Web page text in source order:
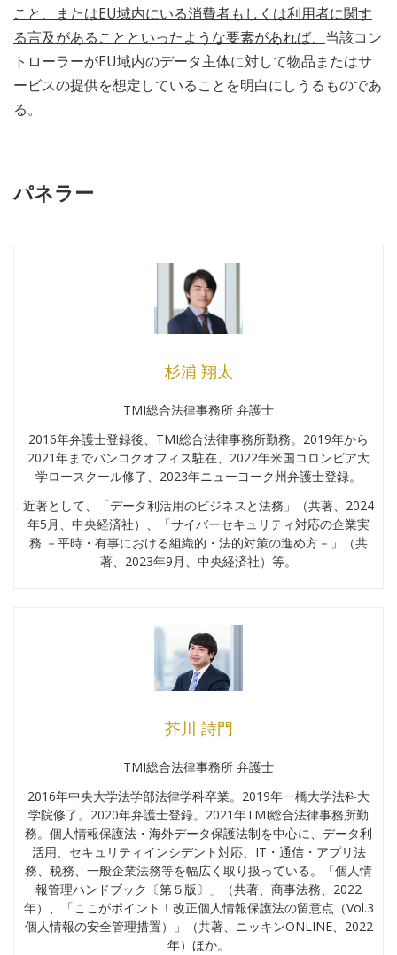
こと、またはEU域内にいる消費者もしくは利用者に関す
る言及があることといったような要素があれば、 当該コン
トローラーがEU域内のデータ主体に対して物品またはサ
ービスの提供を想定していることを明白にしうるものであ
る。
パネラー
杉浦 翔太
TMI総合法律事務所 弁護士
2016年弁護士登録後、TMI総合法律事務所勤務。2019年から
2021年までバンコクオフィス駐在、2022年米国コロンビア大
学ロースクール修了、2023年ニューヨーク州弁護士登録。
近著として、「データ利活用のビジネスと法務」（共著、2024
年5月、中央経済社）、「サイバーセキュリティ対応の企業実
務 －平時・有事における組織的・法的対策の進め方－」（共
著、2023年9月、中央経済社）等。
芥川 詩門
TMI総合法律事務所 弁護士
2016年中央大学法学部法律学科卒業。2019年一橋大学法科大
学院修了。2020年弁護士登録。2021年TMI総合法律事務所勤
務。個人情報保護法・海外データ保護法制を中心に、データ利
活用、セキュリティインシデント対応、IT・通信・アプリ法
務、税務、一般企業法務等を幅広く取り扱っている。「個人情
報管理ハンドブック〔第５版〕」（共著、商事法務、2022
年）、「ここがポイント！改正個人情報保護法の留意点（Vol.3
個人情報の安全管理措置）」（共著、ニッキンONLINE、2022
年）ほか。